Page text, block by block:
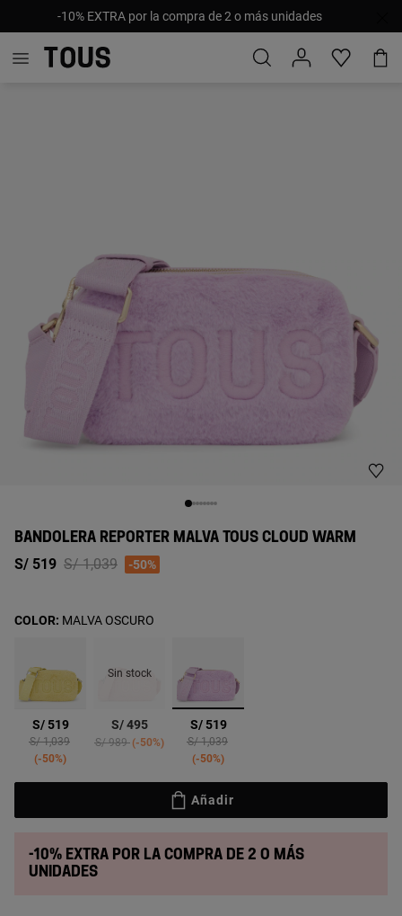
-10% EXTRA por la compra de 2 o más unidades
BANDOLERA REPORTER MALVA TOUS CLOUD WARM
S/ 519 Price reduced from
S/ 1,039to-50%
S/ 519
Price reduced from
S/ 1,039to
-50%
Sin stock
S/ 495
Price reduced from
S/ 989to-50%
seleccionado
S/ 519
Price reduced from
S/ 1,039to
-50%
COLOR: MALVA OSCURO
Añadir
-10% extra por la compra de 2 o más
unidades